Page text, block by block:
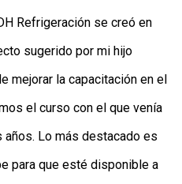
Refrigeración se creó en
sugerido por mi hijo
mejorar la capacitación en el
el curso con el que venía
años. Lo más destacado es
para que esté disponible a